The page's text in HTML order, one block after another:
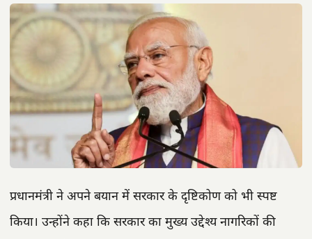
प्रधानमंत्री ने अपने बयान में सरकार के दृष्टिकोण को भी स्पष्ट
किया। उन्होंने कहा कि सरकार का मुख्य उद्देश्य नागरिकों की